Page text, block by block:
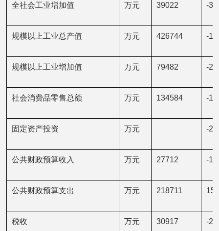
全社会工业增加值 万元 39022 -
规模以上工业总产值 万元 426744 -
规模以上工业增加值 万元 79482 -
社会消费品零售总额 万元 134584 -
固定资产投资 万元 -
公共财政预算收入 万元 27712 -
公共财政预算支出 万元 218711
税收 万元 30917 -